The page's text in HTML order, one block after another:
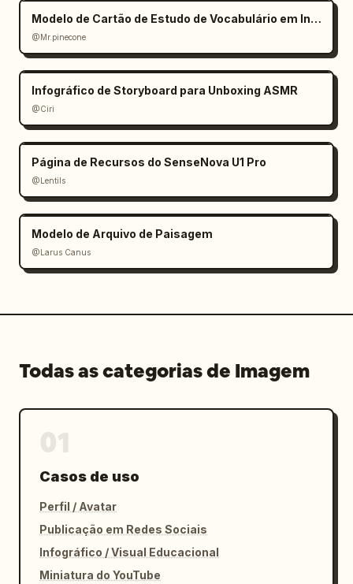
Modelo de Cartão de Estudo de Vocabulário em Inglês
@Mr.pinecone
Infográfico de Storyboard para Unboxing ASMR
@Ciri
Página de Recursos do SenseNova U1 Pro
@Lentils
Modelo de Arquivo de Paisagem
@Larus Canus
Todas as categorias de Imagem
Casos de uso
Perfil / Avatar
Publicação em Redes Sociais
Infográfico / Visual Educacional
Miniatura do YouTube